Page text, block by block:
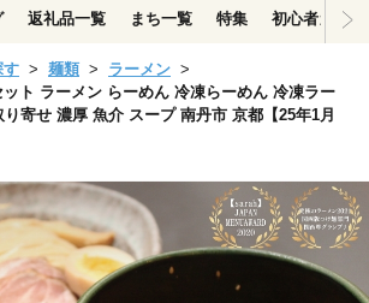
返礼品一覧 まち一覧 特集 初心者ガイド
す 麺類
ラーメン
ト ラーメン らーめん 冷凍らーめん 冷凍ラー
寄せ 濃厚 魚介 スープ 南丹市 京都【25年1月